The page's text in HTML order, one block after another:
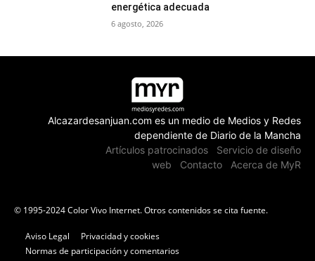
energética adecuada
6 agosto, 2026
Alcazardesanjuan.com es un medio de Medios y Redes
dependiente de Diario de la Mancha
Artículos patrocinados
Servicio de diseño
web
Contacto Acerca de MyR
© 1995-2024 Color Vivo Internet. Otros contenidos se cita fuente.
Aviso Legal
Privacidad y cookies
Normas de participación y comentarios